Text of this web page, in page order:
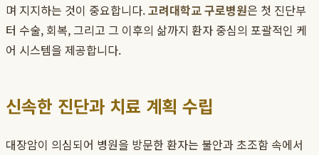
며 지지하는 것이 중요합니다.고려대학교 구로병원은 첫 진단부
터 수술, 회복, 그리고 그 이후의 삶까지 환자 중심의 포괄적인 케
어 시스템을 제공합니다.
신속한 진단과 치료 계획 수립
대장암이 의심되어 병원을 방문한 환자는 불안과 초조함 속에서